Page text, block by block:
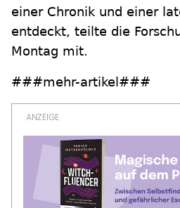
einer Chronik und einer
entdeckt, teilte die
Montag mit.
###mehr-artikel###